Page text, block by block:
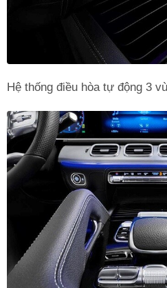
Hệ thống điều hòa tự động 3